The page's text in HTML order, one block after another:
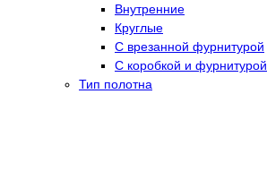
Внутренние
Круглые
С врезанной фурнитурой
С коробкой и фурнитурой
Тип полотна